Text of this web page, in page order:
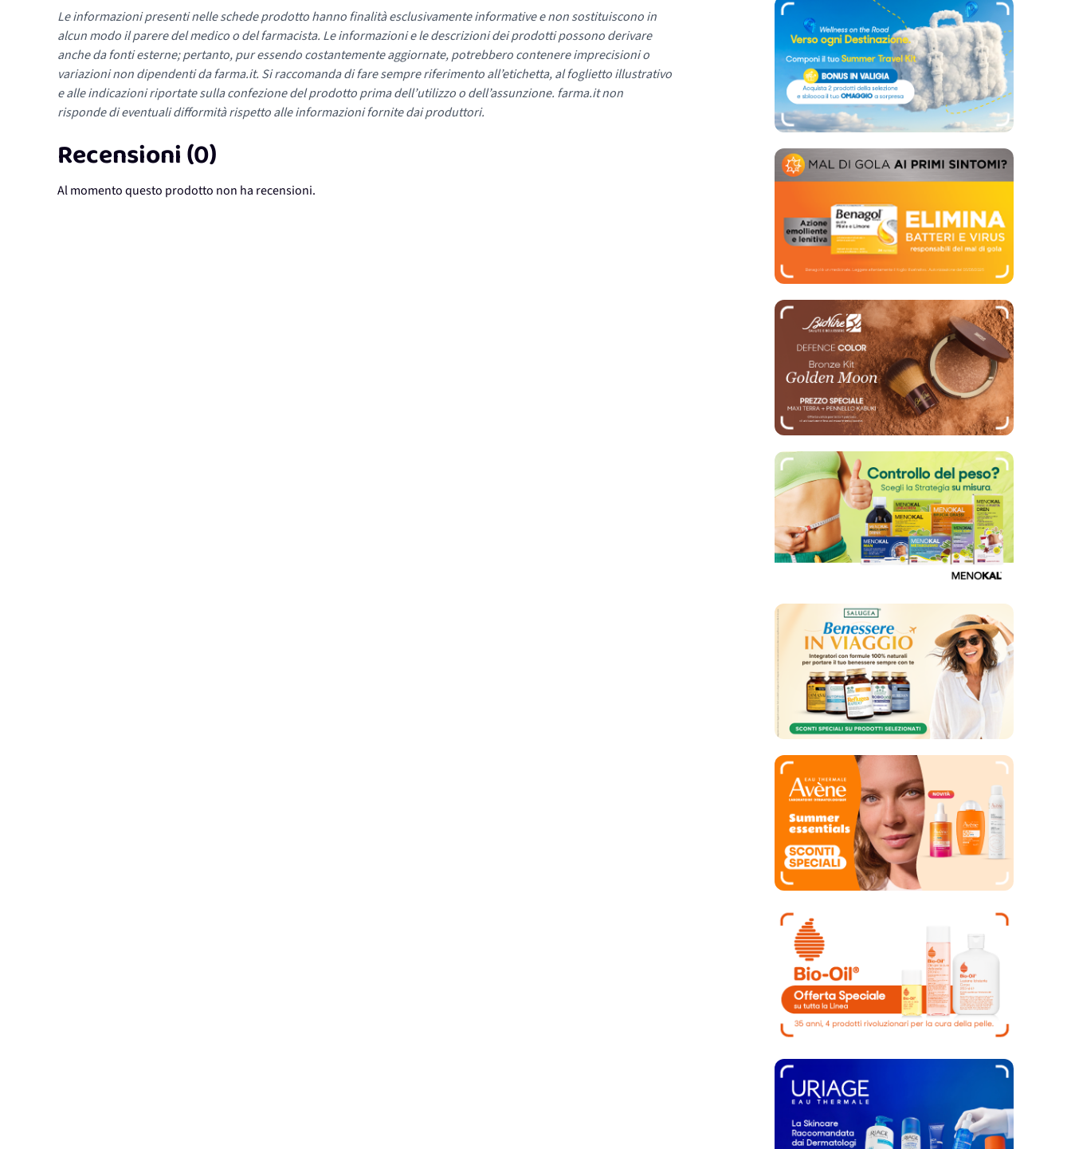
Le informazioni presenti nelle schede prodotto hanno finalità esclusivamente informative e non sostituiscono in
alcun modo il parere del medico o del farmacista. Le informazioni e le descrizioni dei prodotti possono derivare
anche da fonti esterne; pertanto, pur essendo costantemente aggiornate, potrebbero contenere imprecisioni o
variazioni non dipendenti da farma.it. Si raccomanda di fare sempre riferimento all’etichetta, al foglietto illustrativo
e alle indicazioni riportate sulla confezione del prodotto prima dell’utilizzo o dell’assunzione. farma.it non
risponde di eventuali difformità rispetto alle informazioni fornite dai produttori.
Recensioni (0)
Al momento questo prodotto non ha recensioni.